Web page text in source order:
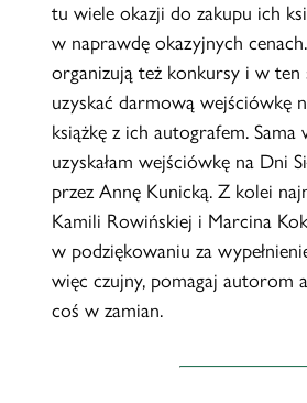
tu wiele okazji do zakupu ich
w naprawdę okazyjnych
organizują też konkursy i w ten
uzyskać darmową wejściówkę
książkę z ich autografem.
uzyskałam wejściówkę na Dni
przez Annę Kunicką. Z kolei
Kamili Rowińskiej i Marcina
w podziękowaniu za
więc czujny, pomagaj autorom
coś w zamian.